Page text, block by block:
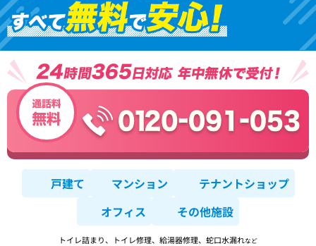
戸建て マンション
テナントショップ
オフィス
その他施設
トイレ詰まり、トイレ修理、給湯器修理、蛇口水漏れなど